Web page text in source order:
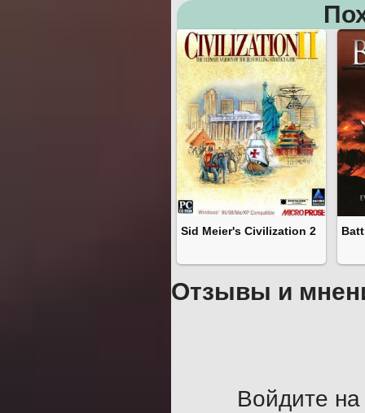
Sid Meier's Civilization 2
Отзывы и
Войдите на